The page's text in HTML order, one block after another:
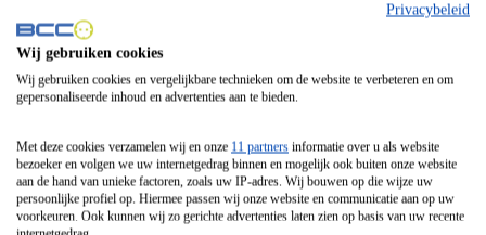
Fitelli
Airfryer
Frituurpan
Contactgrill
Broodbakmachine
Broodrooster
Privacybeleid
Wij gebruiken cookies
Wij gebruiken cookies en vergelijkbare technieken om de website te verbeteren en om
gepersonaliseerde inhoud en advertenties aan te bieden.
Met deze cookies verzamelen wij en onze 11 partners informatie over u als website
bezoeker en volgen we uw internetgedrag binnen en mogelijk ook buiten onze website
aan de hand van unieke factoren, zoals uw IP-adres. Wij bouwen op die wijze uw
persoonlijke profiel op. Hiermee passen wij onze website en communicatie aan op uw
voorkeuren. Ook kunnen wij zo gerichte advertenties laten zien op basis van uw recente